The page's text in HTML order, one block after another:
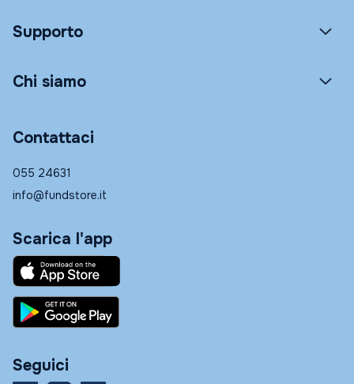
Supporto
Chi siamo
Contattaci
055 24631
info@fundstore.it
Scarica l'app
Seguici